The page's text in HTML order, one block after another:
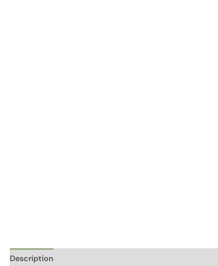
Description